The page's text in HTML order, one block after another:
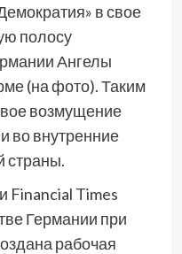
в свое
полосу
Ангелы
(на фото). Таким
возмущение
во внутренние
страны.
Times
Германии при
рабочая